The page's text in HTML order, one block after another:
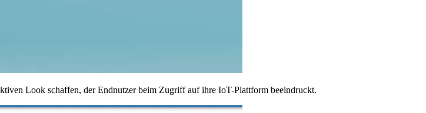
Look schaffen, der Endnutzer beim Zugriff auf ihre IoT-Plattform beeindruckt.